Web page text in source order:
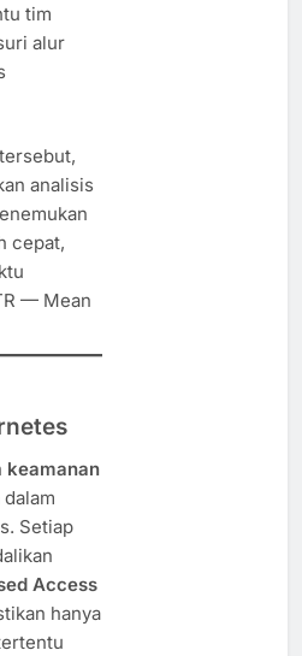
tim
alur
analisis
cepat,
— Mean
keamanan
Setiap
Access
hanya